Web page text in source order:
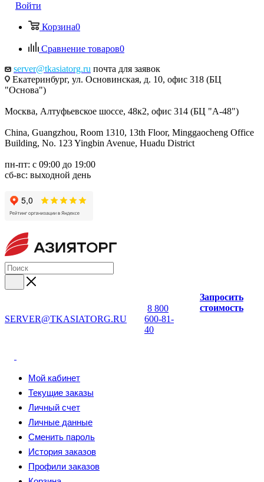
Войти
Корзина0
Сравнение товаров0
server@tkasiatorg.ru почта для заявок
Екатеринбург, ул. Основинская, д. 10, офис 318 (БЦ
"Основа")
Москва, Алтуфьевское шоссе, 48к2, офис 314 (БЦ "А-48")
China, Guangzhou, Room 1310, 13th Floor, Minggaocheng Office
Building, No. 123 Yingbin Avenue, Huadu District
пн-пт: с 09:00 до 19:00
сб-вс: выходной день
SERVER@TKASIATORG.RU
8 800
600-81-
40
Запросить
стоимость
Мой кабинет
Текущие заказы
Личный счет
Личные данные
Сменить пароль
История заказов
Профили заказов